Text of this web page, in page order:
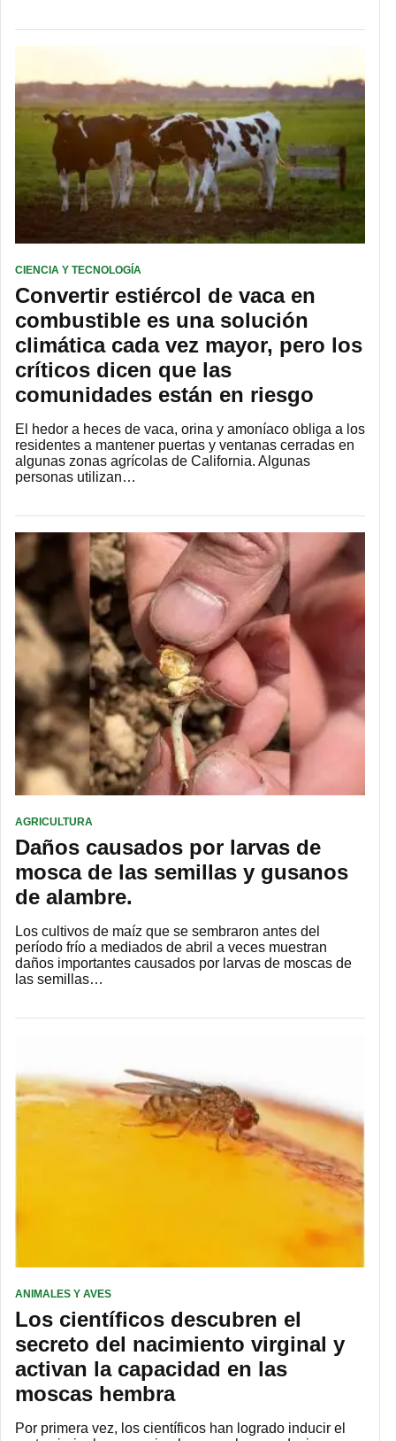
CIENCIA Y TECNOLOGÍA
Convertir estiércol de vaca en
combustible es una solución
climática cada vez mayor, pero los
críticos dicen que las
comunidades están en riesgo
El hedor a heces de vaca, orina y amoníaco obliga a los
residentes a mantener puertas y ventanas cerradas en
algunas zonas agrícolas de California. Algunas
personas utilizan…
AGRICULTURA
Daños causados ​​por larvas de
mosca de las semillas y gusanos
de alambre.
Los cultivos de maíz que se sembraron antes del
período frío a mediados de abril a veces muestran
daños importantes causados ​​por larvas de moscas de
las semillas…
ANIMALES Y AVES
Los científicos descubren el
secreto del nacimiento virginal y
activan la capacidad en las
moscas hembra
Por primera vez, los científicos han logrado inducir el